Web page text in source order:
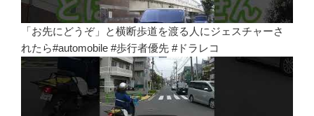
「お先にどうぞ」と横断歩道を渡る人にジェスチャーさ
れたら#automobile #歩行者優先 #ドラレコ